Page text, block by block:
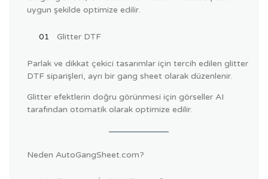
uygun şekilde optimize edilir.
Glitter DTF
Parlak ve dikkat çekici tasarımlar için tercih edilen glitter
DTF siparişleri, ayrı bir gang sheet olarak düzenlenir.
Glitter efektlerin doğru görünmesi için görseller AI
tarafından otomatik olarak optimize edilir.
Neden AutoGangSheet.com?